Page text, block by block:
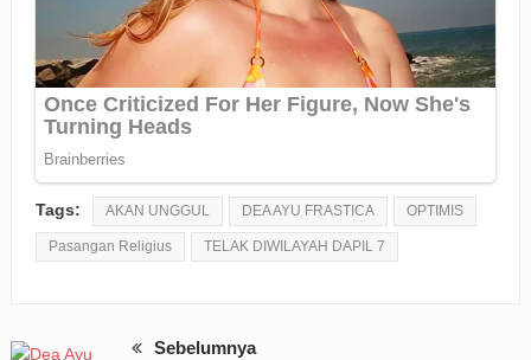
Tags: AKAN UNGGUL DEA AYU FRASTICA OPTIMIS
Pasangan Religius TELAK DIWILAYAH DAPIL 7
Sebelumnya